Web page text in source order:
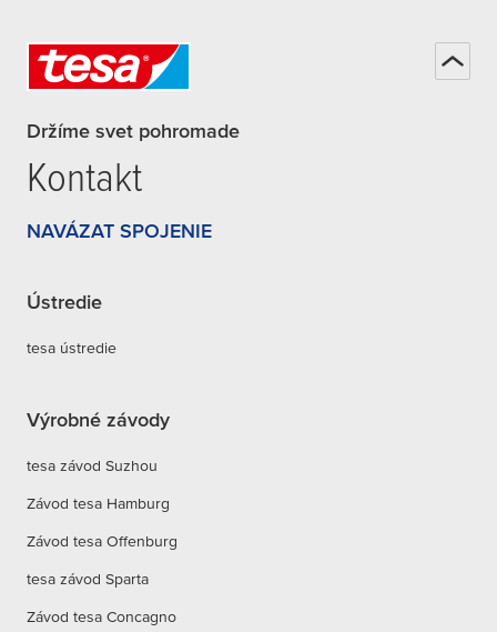
Držíme svet pohromade
Kontakt
NAVÁZAT SPOJENIE
Ústredie
tesa ústredie
Výrobné závody
tesa závod Suzhou
Závod tesa Hamburg
Závod tesa Offenburg
tesa závod Sparta
Závod tesa Concagno